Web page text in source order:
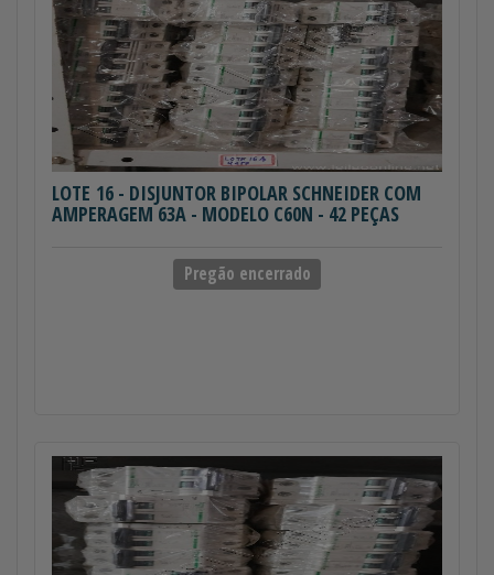
LOTE 16 - DISJUNTOR BIPOLAR SCHNEIDER COM
AMPERAGEM 63A - MODELO C60N - 42 PEÇAS
Pregão encerrado